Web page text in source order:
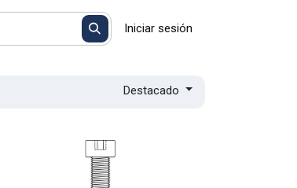
Iniciar sesión
Destacado